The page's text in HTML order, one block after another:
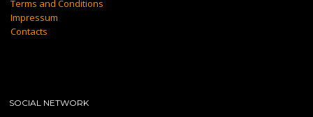
Terms and Conditions
Impressum
Contacts
SOCIAL NETWORK